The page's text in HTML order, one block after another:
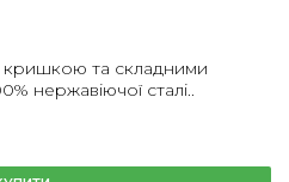
кришкою та складними
нержавіючої сталі..